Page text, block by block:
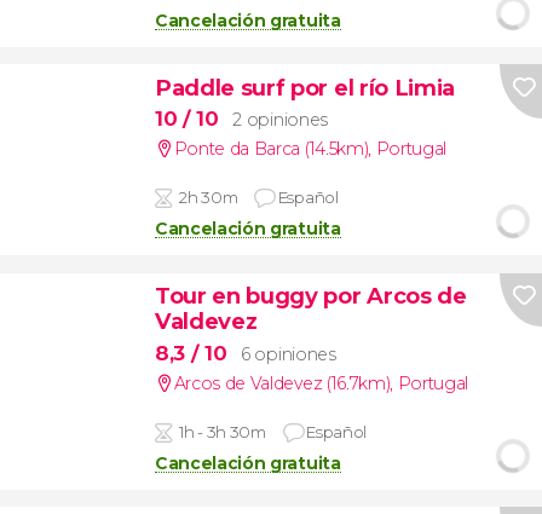
Cancelación gratuita
Paddle surf por el río Limia
10 / 10
2 opiniones
Ponte da Barca (14.5km), Portugal
2h 30m Español
Cancelación gratuita
Tour en buggy por Arcos de
Valdevez
8,3 / 10
6 opiniones
Arcos de Valdevez (16.7km), Portugal
1h - 3h 30m Español
Cancelación gratuita